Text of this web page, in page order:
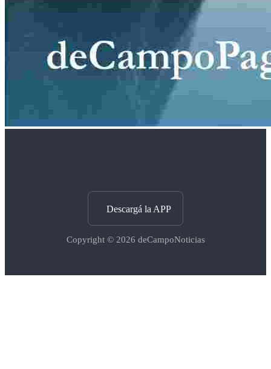
Descargá la APP
Copyright © 2026 deCampoNoticias